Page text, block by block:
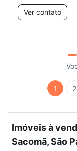
Ver contato
1 2
Imóveis à
Sacomã, São